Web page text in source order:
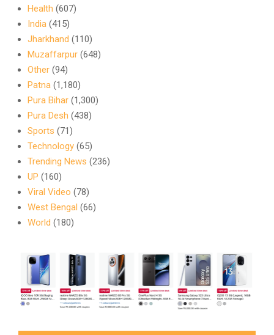
Health (607)
India (415)
Jharkhand (110)
Muzaffarpur (648)
Other (94)
Patna (1,180)
Pura Bihar (1,300)
Pura Desh (438)
Sports (71)
Technology (65)
Trending News (236)
UP (160)
Viral Video (78)
West Bengal (66)
World (180)